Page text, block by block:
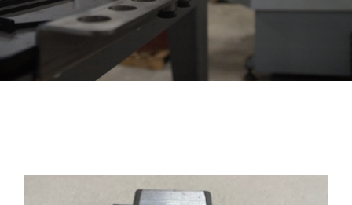
Contact
Midden lagersteun 4WD IHC
€225,00